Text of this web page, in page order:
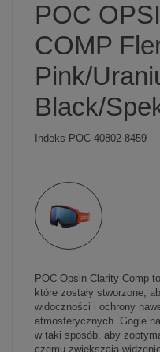
POC
COMP
Pink/
Black/
Indeks POC-40802-8459
POC Opsin Clarity Comp
które zostały stworzone,
widoczności i ochrony
atmosferycznych. Gogle
w taki sposób, aby
czemu zwiększają